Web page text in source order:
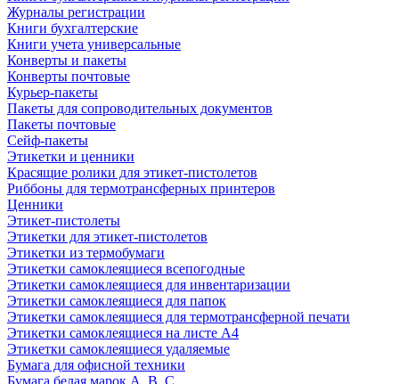
Журналы регистрации
Книги бухгалтерские
Книги учета универсальные
Конверты и пакеты
Конверты почтовые
Курьер-пакеты
Пакеты для сопроводительных документов
Пакеты почтовые
Сейф-пакеты
Этикетки и ценники
Красящие ролики для этикет-пистолетов
Риббоны для термотрансферных принтеров
Ценники
Этикет-пистолеты
Этикетки для этикет-пистолетов
Этикетки из термобумаги
Этикетки самоклеящиеся всепогодные
Этикетки самоклеящиеся для инвентаризации
Этикетки самоклеящиеся для папок
Этикетки самоклеящиеся для термотрансферной печати
Этикетки самоклеящиеся на листе А4
Этикетки самоклеящиеся удаляемые
Бумага для офисной техники
Бумага белая марок А, В, С